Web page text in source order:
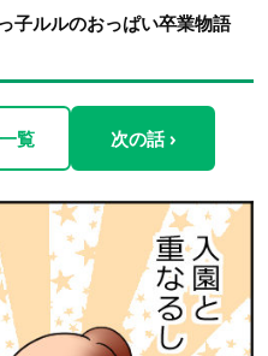
子ルルのおっぱい卒業物語
覧 次の話 ›